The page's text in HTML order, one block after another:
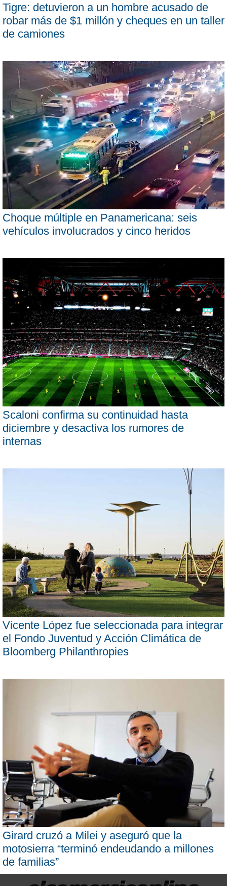
Tigre: detuvieron a un hombre acusado de
robar más de $1 millón y cheques en un taller
de camiones
Choque múltiple en Panamericana: seis
vehículos involucrados y cinco heridos
Scaloni confirma su continuidad hasta
diciembre y desactiva los rumores de
internas
Vicente López fue seleccionada para integrar
el Fondo Juventud y Acción Climática de
Bloomberg Philanthropies
Girard cruzó a Milei y aseguró que la
motosierra “terminó endeudando a millones
de familias”